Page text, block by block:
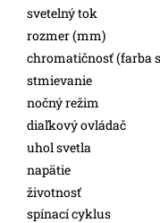
svetelný tok
rozmer (mm)
chromatičnosť (farba
stmievanie
nočný režim
diaľkový ovládač
uhol svetla
napätie
životnosť
spínací cyklus